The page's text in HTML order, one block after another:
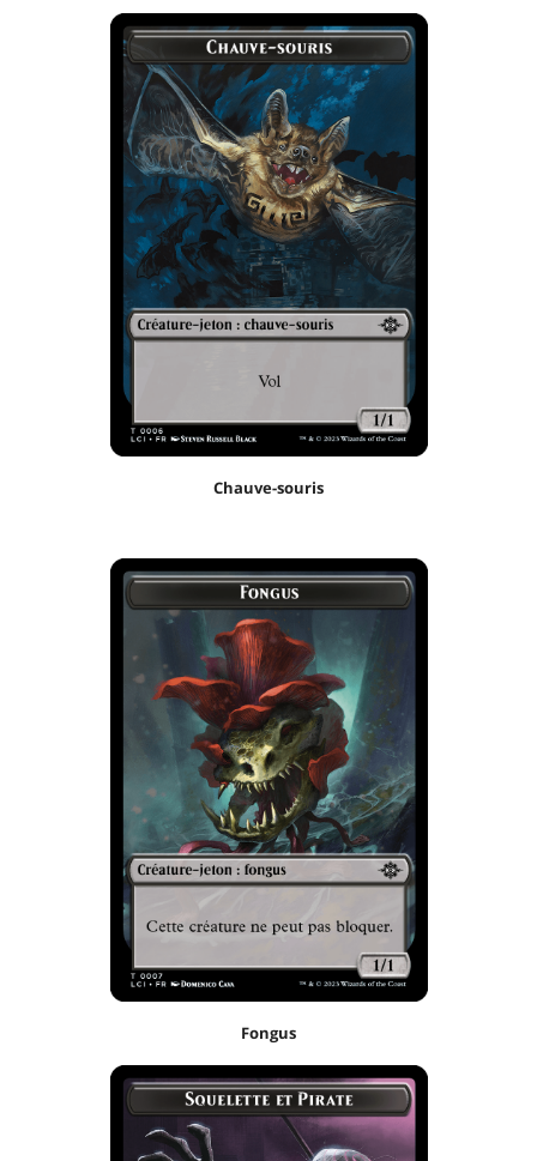
Chauve-souris
Fongus